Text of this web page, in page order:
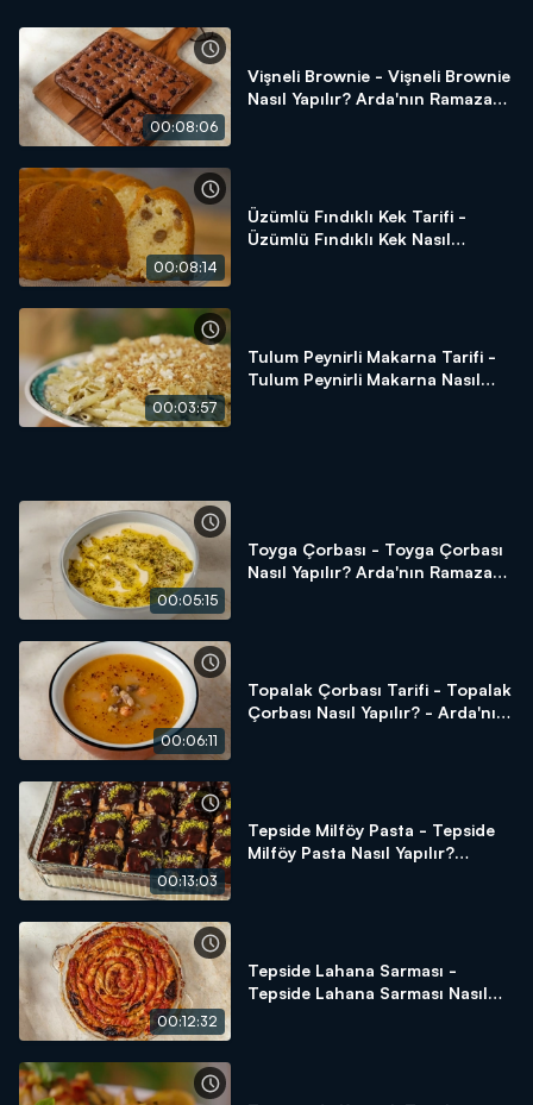
00:08:06
Vişneli Brownie - Vişneli Brownie
Nasıl Yapılır? Arda'nın Ramazan
00:08:14
Üzümlü Fındıklı Kek Tarifi -
Üzümlü Fındıklı Kek Nasıl
00:03:57
Tulum Peynirli Makarna Tarifi -
Tulum Peynirli Makarna Nasıl
00:05:15
Toyga Çorbası - Toyga Çorbası
Nasıl Yapılır? Arda'nın Ramazan
00:06:11
Topalak Çorbası Tarifi - Topalak
Çorbası Nasıl Yapılır? - Arda'nın
00:13:03
Tepside Milföy Pasta - Tepside
Milföy Pasta Nasıl Yapılır?
00:12:32
Tepside Lahana Sarması -
Tepside Lahana Sarması Nasıl